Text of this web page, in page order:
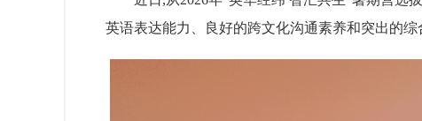
英语表达能力、良好的跨文化沟通素养和突出的